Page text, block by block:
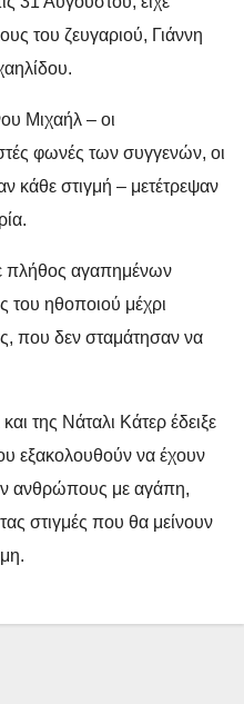
του ζευγαριού, Γιάννη
Μιχαήλ – οι
φωνές των συγγενών, οι
κάθε στιγμή – μετέτρεψαν
πλήθος αγαπημένων
ηθοποιού μέχρι
που δεν σταμάτησαν να
της Νάταλι Κάτερ έδειξε
εξακολουθούν να έχουν
ανθρώπους με αγάπη,
στιγμές που θα μείνουν